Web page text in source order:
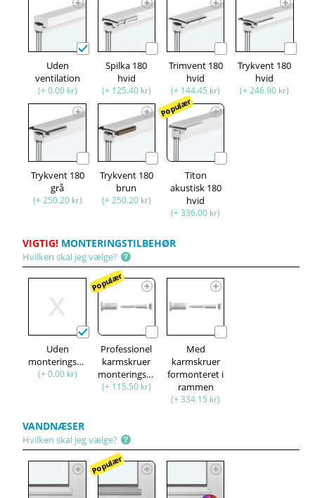
Uden
ventilation
(+ 0.00 kr)
Spilka 180
hvid
(+ 125.40 kr)
Trimvent 180
hvid
(+ 144.45 kr)
Trykvent 180
hvid
(+ 246.90 kr)
Trykvent 180
grå
(+ 250.20 kr)
Trykvent 180
brun
(+ 250.20 kr)
Populær
Titon
akustisk 180
hvid
(+ 336.00 kr)
VIGTIG! MONTERINGSTILBEHØR
Hvilken skal jeg vælge?
Uden
monteringssæt
(+ 0.00 kr)
Populær
Professionel
karmskruer
monteringssæt
(+ 115.50 kr)
Med
karmskruer
formonteret i
rammen
(+ 334.15 kr)
VANDNÆSER
Hvilken skal jeg vælge?
Populær